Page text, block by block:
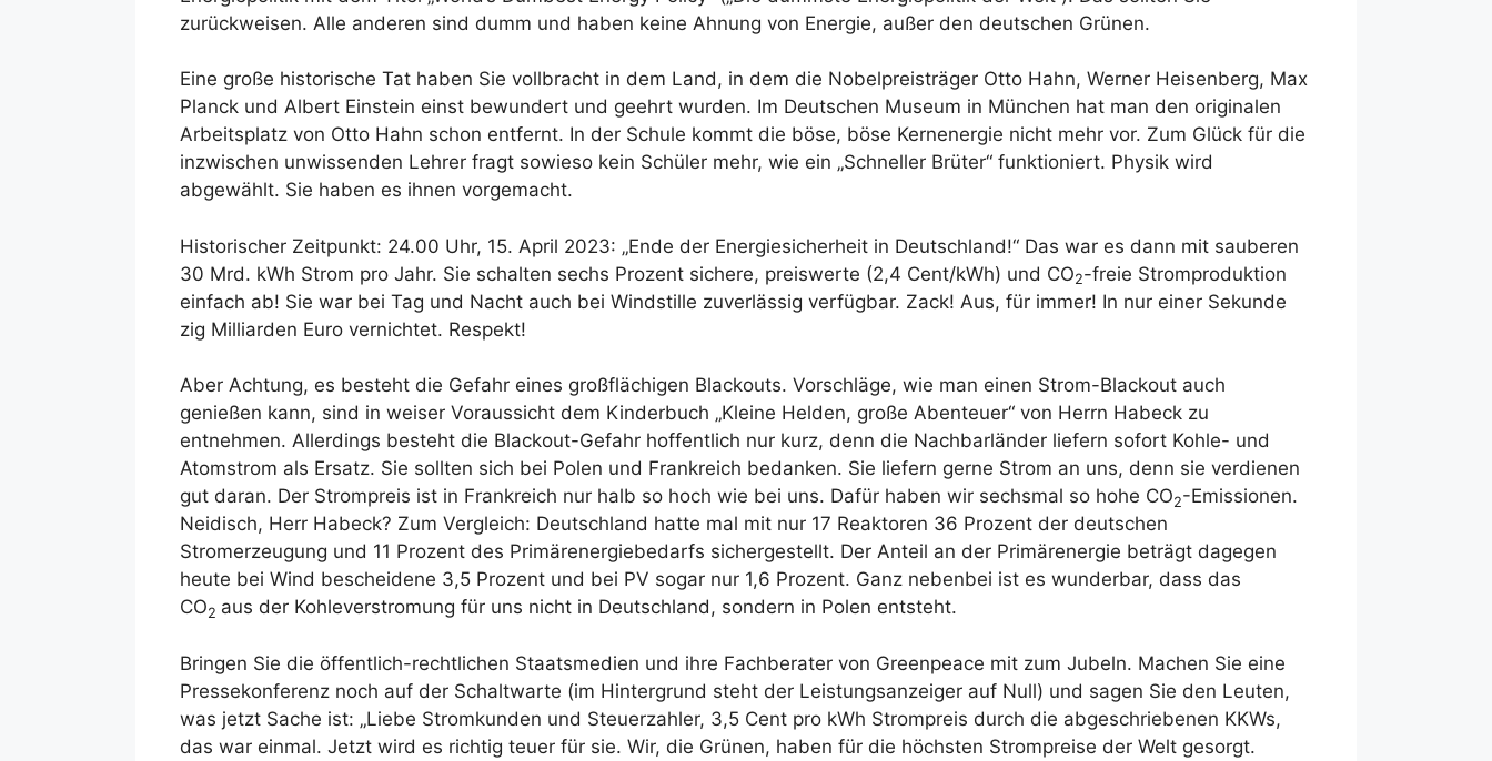
zurückweisen. Alle anderen sind dumm und haben keine Ahnung von Energie, außer den deutschen Grünen.
Eine große historische Tat haben Sie vollbracht in dem Land, in dem die Nobelpreisträger Otto Hahn, Werner Heisenberg, Max
Planck und Albert Einstein einst bewundert und geehrt wurden. Im Deutschen Museum in München hat man den originalen
Arbeitsplatz von Otto Hahn schon entfernt. In der Schule kommt die böse, böse Kernenergie nicht mehr vor. Zum Glück für die
inzwischen unwissenden Lehrer fragt sowieso kein Schüler mehr, wie ein „Schneller Brüter“ funktioniert. Physik wird
abgewählt. Sie haben es ihnen vorgemacht.
Historischer Zeitpunkt: 24.00 Uhr, 15. April 2023: „Ende der Energiesicherheit in Deutschland!“ Das war es dann mit sauberen
30 Mrd. kWh Strom pro Jahr. Sie schalten sechs Prozent sichere, preiswerte (2,4 Cent/kWh) und CO2-freie Stromproduktion
einfach ab! Sie war bei Tag und Nacht auch bei Windstille zuverlässig verfügbar. Zack! Aus, für immer! In nur einer Sekunde
zig Milliarden Euro vernichtet. Respekt!
Aber Achtung, es besteht die Gefahr eines großflächigen Blackouts. Vorschläge, wie man einen Strom-Blackout auch
genießen kann, sind in weiser Voraussicht dem Kinderbuch „Kleine Helden, große Abenteuer“ von Herrn Habeck zu
entnehmen. Allerdings besteht die Blackout-Gefahr hoffentlich nur kurz, denn die Nachbarländer liefern sofort Kohle- und
Atomstrom als Ersatz. Sie sollten sich bei Polen und Frankreich bedanken. Sie liefern gerne Strom an uns, denn sie verdienen
gut daran. Der Strompreis ist in Frankreich nur halb so hoch wie bei uns. Dafür haben wir sechsmal so hohe CO2-Emissionen.
Neidisch, Herr Habeck? Zum Vergleich: Deutschland hatte mal mit nur 17 Reaktoren 36 Prozent der deutschen
Stromerzeugung und 11 Prozent des Primärenergiebedarfs sichergestellt. Der Anteil an der Primärenergie beträgt dagegen
heute bei Wind bescheidene 3,5 Prozent und bei PV sogar nur 1,6 Prozent. Ganz nebenbei ist es wunderbar, dass das
CO2 aus der Kohleverstromung für uns nicht in Deutschland, sondern in Polen entsteht.
Bringen Sie die öffentlich-rechtlichen Staatsmedien und ihre Fachberater von Greenpeace mit zum Jubeln. Machen Sie eine
Pressekonferenz noch auf der Schaltwarte (im Hintergrund steht der Leistungsanzeiger auf Null) und sagen Sie den Leuten,
was jetzt Sache ist: „Liebe Stromkunden und Steuerzahler, 3,5 Cent pro kWh Strompreis durch die abgeschriebenen KKWs,
das war einmal. Jetzt wird es richtig teuer für sie. Wir, die Grünen, haben für die höchsten Strompreise der Welt gesorgt.